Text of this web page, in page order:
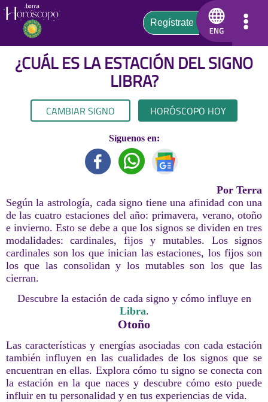
¿CUÁL ES LA ESTACIÓN DEL SIGNO
LIBRA?
CAMBIAR SIGNO HORÓSCOPO HOY
Síguenos en:
Por Terra
Según la astrología, cada signo tiene una afinidad con una
de las cuatro estaciones del año: primavera, verano, otoño
e invierno. Esto se debe a que los signos se dividen en tres
modalidades: cardinales, fijos y mutables. Los signos
cardinales son los que inician las estaciones, los fijos son
los que las consolidan y los mutables son los que las
cierran.
Descubre la estación de cada signo y cómo influye en
Libra.
Otoño
Las características y energías asociadas con cada estación
también influyen en las cualidades de los signos que se
encuentran en ellas. Explora cómo tu signo se conecta con
la estación en la que naces y descubre cómo esto puede
influir en tu personalidad y en tus experiencias de vida.